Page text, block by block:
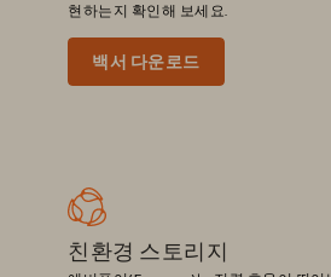
현하는지 확인해 보세요.
백서 다운로드
친환경 스토리지